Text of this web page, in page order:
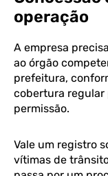
operação
A empresa
ao órgão
prefeitura,
cobertura regular
permissão.
Vale um registro
vítimas de